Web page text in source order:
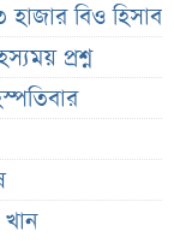
বিও হিসাব
প্রশ্ন